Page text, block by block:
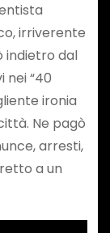
irriverente
indietro dal
nei “40
ironia
Ne pagò
arresti,
a un